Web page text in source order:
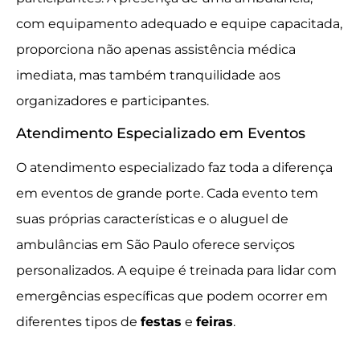
com equipamento adequado e equipe capacitada,
proporciona não apenas assistência médica
imediata, mas também tranquilidade aos
organizadores e participantes.
Atendimento Especializado em Eventos
O atendimento especializado faz toda a diferença
em eventos de grande porte. Cada evento tem
suas próprias características e o aluguel de
ambulâncias em São Paulo oferece serviços
personalizados. A equipe é treinada para lidar com
emergências específicas que podem ocorrer em
diferentes tipos de festas e feiras.